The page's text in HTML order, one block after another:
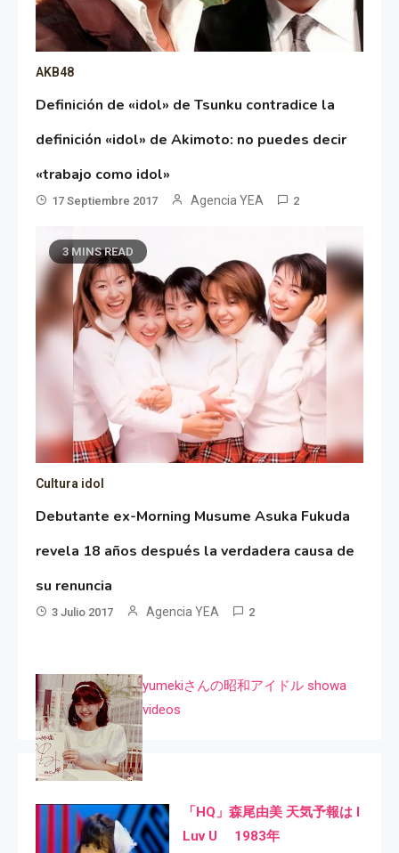
AKB48
Definición de «idol» de Tsunku contradice la
definición «idol» de Akimoto: no puedes decir
«trabajo como idol»
17 Septiembre 2017 Agencia YEA 2
3 MINS READ
Cultura idol
Debutante ex-Morning Musume Asuka Fukuda
revela 18 años después la verdadera causa de
su renuncia
3 Julio 2017 Agencia YEA 2
yumekiさんの昭和アイドル showa
videos
「HQ」森尾由美 天気予報は I
Luv U 1983年